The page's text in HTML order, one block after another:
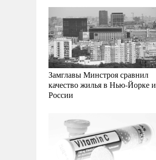
Замглавы Минстроя сравнил
качество жилья в Нью-Йорке и
России